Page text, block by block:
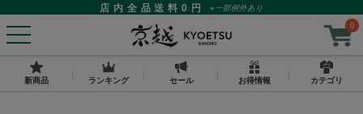
店内全品送料0円
※一部例外あり
0
新商品 ランキング セール お得情報 カテゴリ